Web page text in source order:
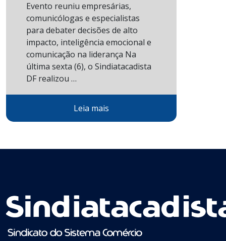
Evento reuniu empresárias,
comunicólogas e especialistas
para debater decisões de alto
impacto, inteligência emocional e
comunicação na liderança Na
última sexta (6), o Sindiatacadista
DF realizou …
Leia mais